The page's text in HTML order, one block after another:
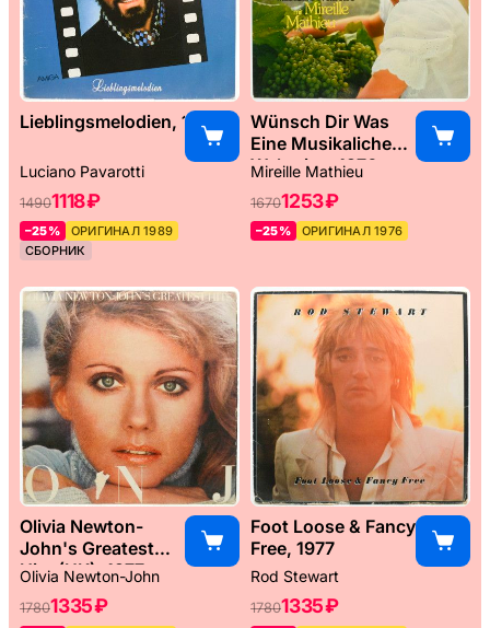
Lieblingsmelodien, 1989
Luciano Pavarotti
14901118 ₽
–25%
ОРИГИНАЛ 1989
СБОРНИК
Wünsch Dir Was
Eine Musikaliche
Weltreise, 1976
Mireille Mathieu
16701253 ₽
–25% ОРИГИНАЛ 1976
Olivia Newton-
John's Greatest
Hits (UK), 1977
Olivia Newton-John
17801335 ₽
Foot Loose & Fancy
Free, 1977
Rod Stewart
17801335 ₽